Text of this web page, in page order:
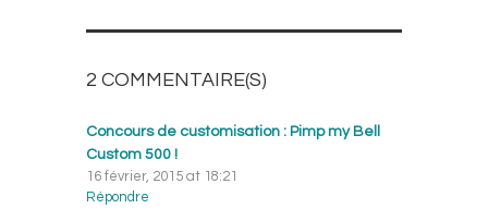
2 COMMENTAIRE(S)
Concours de customisation : Pimp my Bell
Custom 500 !
16 février, 2015 at 18:21
Répondre